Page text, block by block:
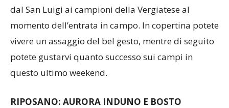
dal San Luigi ai campioni della Vergiatese al
momento dell’entrata in campo. In copertina potete
vivere un assaggio del bel gesto, mentre di seguito
potete gustarvi quanto successo sui campi in
questo ultimo weekend.
RIPOSANO: AURORA INDUNO E BOSTO